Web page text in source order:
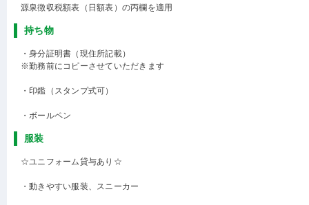
源泉徴収税額表（日額表）の丙欄を適用
持ち物
・身分証明書（現住所記載）
※勤務前にコピーさせていただきます
・印鑑（スタンプ式可）
・ボールペン
服装
☆ユニフォーム貸与あり☆
・動きやすい服装、スニーカー